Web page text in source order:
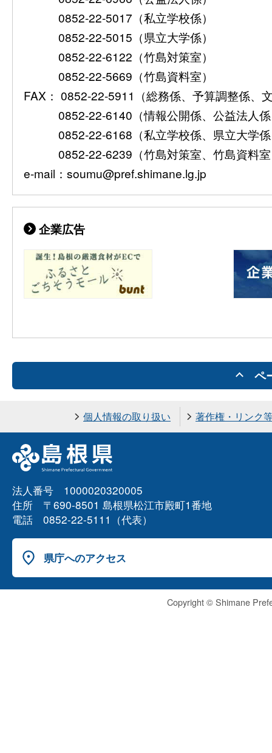
0852-22-5017（私立学校係）
0852-22-5015（県立大学係）
0852-22-6122（竹島対策室）
0852-22-5669（竹島資料室）
FAX： 0852-22-5911（総務係、予算調整係、
0852-22-6140（情報公開係、公益法人
0852-22-6168（私立学校係、県立大学
0852-22-6239（竹島対策室、竹島資料
e-mail：soumu@pref.shimane.lg.jp
企業広告
ペ
個人情報の取り扱い 著作権・リンク
法人番号 1000020320005
住所 〒690-8501 島根県松江市殿町1番地
電話 0852-22-5111（代表）
県庁へのアクセス
Copyright © Shimane